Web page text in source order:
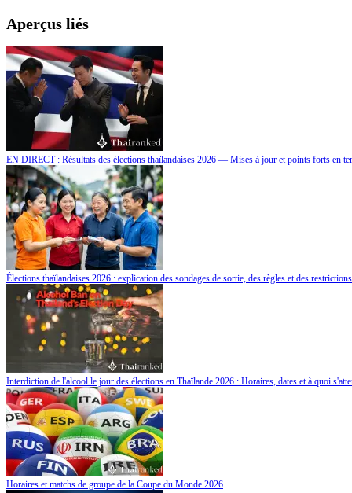
Aperçus liés
EN DIRECT : Résultats des élections thaïlandaises 2026 — Mises à jour et points forts en
Élections thaïlandaises 2026 : explication des sondages de sortie, des règles et des restrictions
Interdiction de l'alcool le jour des élections en Thaïlande 2026 : Horaires, dates et à quoi
Horaires et matchs de groupe de la Coupe du Monde 2026